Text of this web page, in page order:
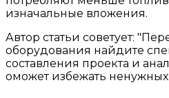
изначальные вложения.
Автор статьи советует:
оборудования найдите
составления проекта и
оможет избежать